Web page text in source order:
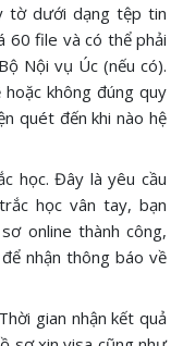
tờ dưới dạng tệp tin
60 file và có thể phải
Nội vụ Úc (nếu có).
không đúng quy
quét đến khi nào hệ
học. Đây là yêu cầu
học vân tay, bạn
online thành công,
nhận thông báo về
gian nhận kết quả